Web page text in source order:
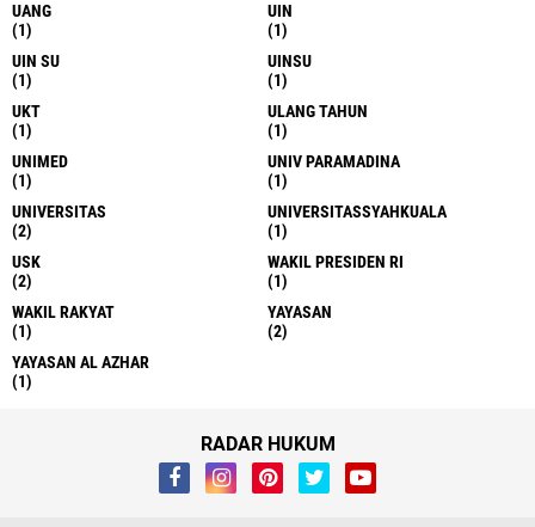
UANG
(1)
UIN
(1)
UIN SU
(1)
UINSU
(1)
UKT
(1)
ULANG TAHUN
(1)
UNIMED
(1)
UNIV PARAMADINA
(1)
UNIVERSITAS
(2)
UNIVERSITASSYAHKUALA
(1)
USK
(2)
WAKIL PRESIDEN RI
(1)
WAKIL RAKYAT
(1)
YAYASAN
(2)
YAYASAN AL AZHAR
(1)
RADAR HUKUM